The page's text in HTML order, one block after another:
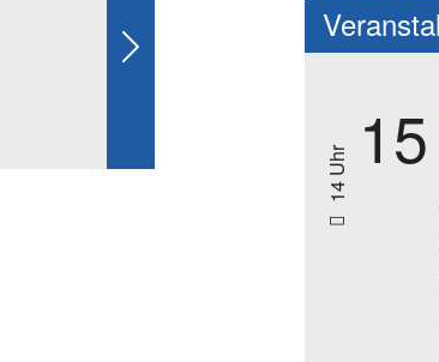
Next
14 Uhr 15